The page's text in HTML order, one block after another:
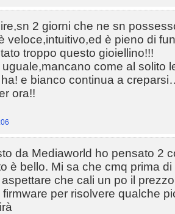
2 giorni che ne sn
veloce,intuitivo,ed è pieno di
troppo questo gioiellino!!!
come al solito
e bianco continua a
ora!!
da Mediaworld ho pensato 2
è bello. Mi sa che cmq prima
che cali un po il
per risolvere qualche